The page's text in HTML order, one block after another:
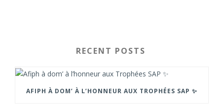
RECENT POSTS
AFIPH À DOM’ À L’HONNEUR AUX TROPHÉES SAP ✨